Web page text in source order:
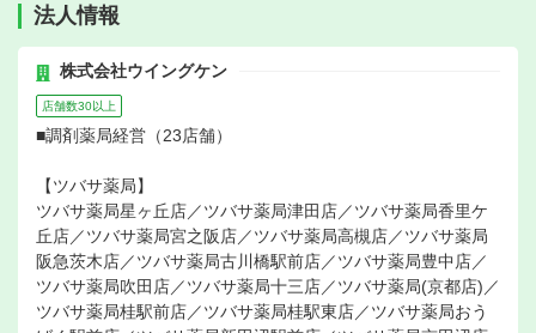
法人情報
株式会社ウイングケン
店舗数30以上
■調剤薬局経営（23店舗）
【ツバサ薬局】
ツバサ薬局星ヶ丘店／ツバサ薬局津田店／ツバサ薬局香里ケ
丘店／ツバサ薬局宮之阪店／ツバサ薬局高槻店／ツバサ薬局
阪急茨木店／ツバサ薬局古川橋駅前店／ツバサ薬局豊中店／
ツバサ薬局吹田店／ツバサ薬局十三店／ツバサ薬局(京都店)／
ツバサ薬局桂駅前店／ツバサ薬局桂駅東店／ツバサ薬局おう